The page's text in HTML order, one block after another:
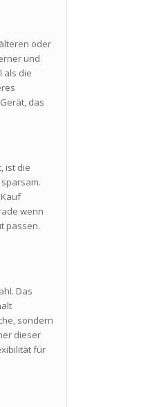
oder
und
als die
das
ist die
wenn
passen.
Das
sondern
dieser
für